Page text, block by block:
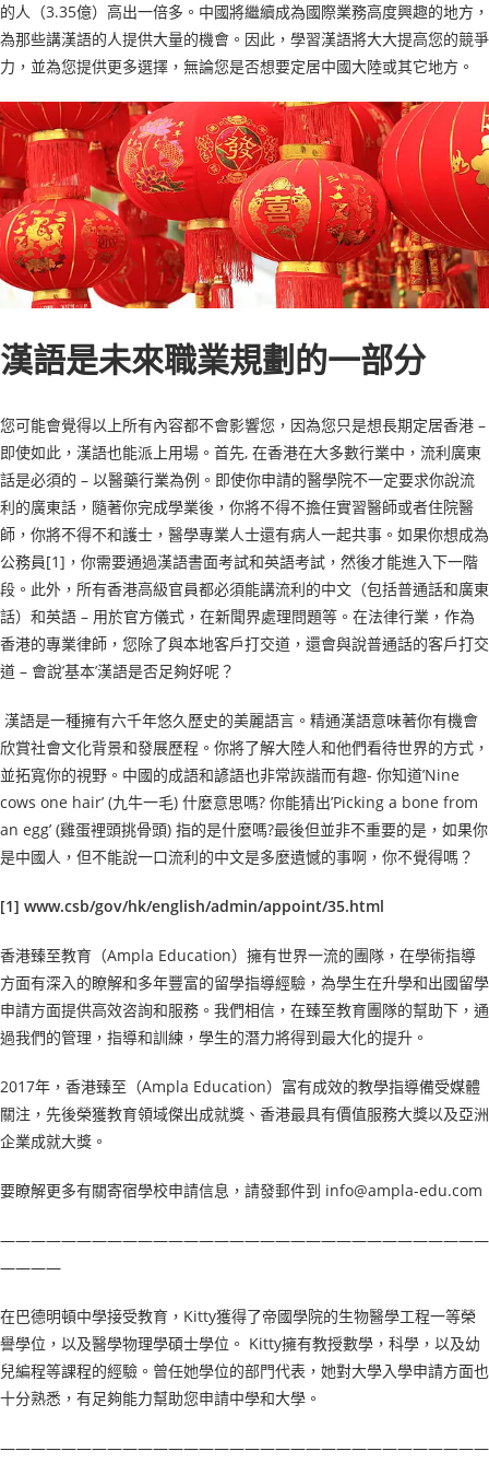
的人（3.35億）高出一倍多。中國將繼續成為國際業務高度興趣的地方，
為那些講漢語的人提供大量的機會。因此，學習漢語將大大提高您的競爭
力，並為您提供更多選擇，無論您是否想要定居中國大陸或其它地方。
漢語是未來職業規劃的一部分
您可能會覺得以上所有內容都不會影響您，因為您只是想長期定居香港 –
即使如此，漢語也能派上用場。首先, 在香港在大多數行業中，流利廣東
話是必須的 – 以醫藥行業為例。即使你申請的醫學院不一定要求你說流
利的廣東話，隨著你完成學業後，你將不得不擔任實習醫師或者住院醫
師，你將不得不和護士，醫學專業人士還有病人一起共事。如果你想成為
公務員[1]，你需要通過漢語書面考試和英語考試，然後才能進入下一階
段。此外，所有香港高級官員都必須能講流利的中文（包括普通話和廣東
話）和英語 – 用於官方儀式，在新聞界處理問題等。在法律行業，作為
香港的專業律師，您除了與本地客戶打交道，還會與說普通話的客戶打交
道 – 會說’基本’漢語是否足夠好呢？
漢語是一種擁有六千年悠久歷史的美麗語言。精通漢語意味著你有機會
欣賞社會文化背景和發展歷程。你將了解大陸人和他們看待世界的方式，
並拓寬你的視野。中國的成語和諺語也非常詼諧而有趣- 你知道’Nine
cows one hair’ (九牛一毛) 什麼意思嗎? 你能猜出’Picking a bone from
an egg’ (雞蛋裡頭挑骨頭) 指的是什麼嗎?最後但並非不重要的是，如果你
是中國人，但不能說一口流利的中文是多麼遺憾的事啊，你不覺得嗎？
[1] www.csb/gov/hk/english/admin/appoint/35.html
香港臻至教育（Ampla Education）擁有世界一流的團隊，在學術指導
方面有深入的瞭解和多年豐富的留學指導經驗，為學生在升學和出國留學
申請方面提供高效咨詢和服務。我們相信，在臻至教育團隊的幫助下，通
過我們的管理，指導和訓練，學生的潛力將得到最大化的提升。
2017年，香港臻至（Ampla Education）富有成效的教學指導備受媒體
關注，先後榮獲教育領域傑出成就獎、香港最具有價值服務大獎以及亞洲
企業成就大獎。
要瞭解更多有關寄宿學校申請信息，請發郵件到 info@ampla-edu.com
————————————————————————————————
————
在巴德明頓中學接受教育，Kitty獲得了帝國學院的生物醫學工程一等榮
譽學位，以及醫學物理學碩士學位。 Kitty擁有教授數學，科學，以及幼
兒編程等課程的經驗。曾任她學位的部門代表，她對大學入學申請方面也
十分熟悉，有足夠能力幫助您申請中學和大學。
————————————————————————————————